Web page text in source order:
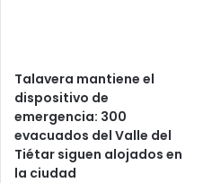
Talavera mantiene el
dispositivo de
emergencia: 300
evacuados del Valle del
Tiétar siguen alojados en
la ciudad